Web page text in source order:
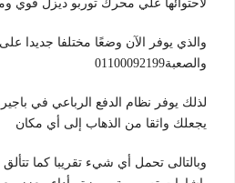
لاحتوائها علي محرك توربو ديزل قوي
والذي يوفر الآن وضعًا مختلفا جديدا
والصعبة01100092199
لذلك يوفر نظام الدفع الرباعي في
يجعلك واثقا من الذهاب إلى أي مكان
وبالتالى تحمل أي شيء تقريبا كما تتألق